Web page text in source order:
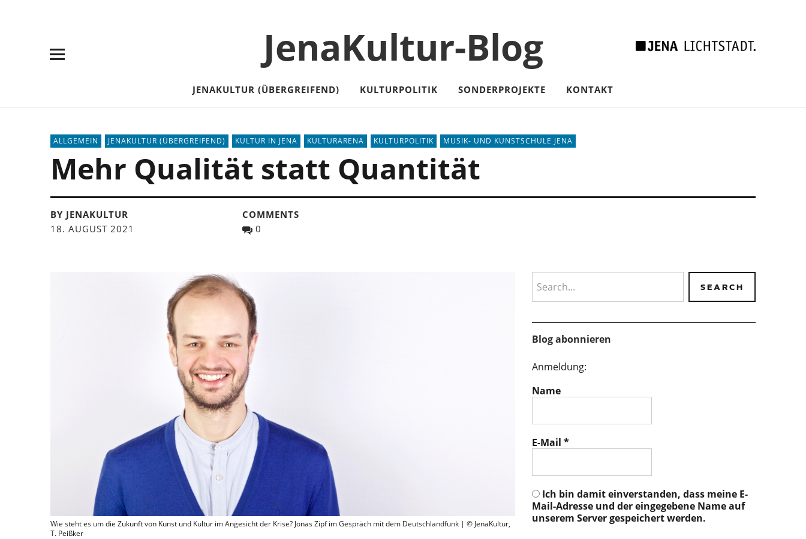
JenaKultur-Blog
JENAKULTUR (ÜBERGREIFEND) KULTURPOLITIK SONDERPROJEKTE KONTAKT
ALLGEMEIN JENAKULTUR (ÜBERGREIFEND) KULTUR IN JENA KULTURARENA KULTURPOLITIK MUSIK- UND KUNSTSCHULE JENA
Mehr Qualität statt Quantität
BY JENAKULTUR
18. AUGUST 2021
COMMENTS
0
Wie steht es um die Zukunft von Kunst und Kultur im Angesicht der Krise? Jonas Zipf im Gespräch mit dem Deutschlandfunk | © JenaKultur,
T. Peißker
Blog abonnieren
Anmeldung:
Name
E-Mail *
Ich bin damit einverstanden, dass meine E-
Mail-Adresse und der eingegebene Name auf
unserem Server gespeichert werden.